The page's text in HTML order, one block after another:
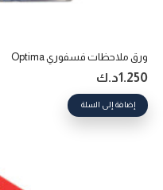
ورق ملاحظات فسفوري Optima
1.250د.ك
إضافة إلى السلة